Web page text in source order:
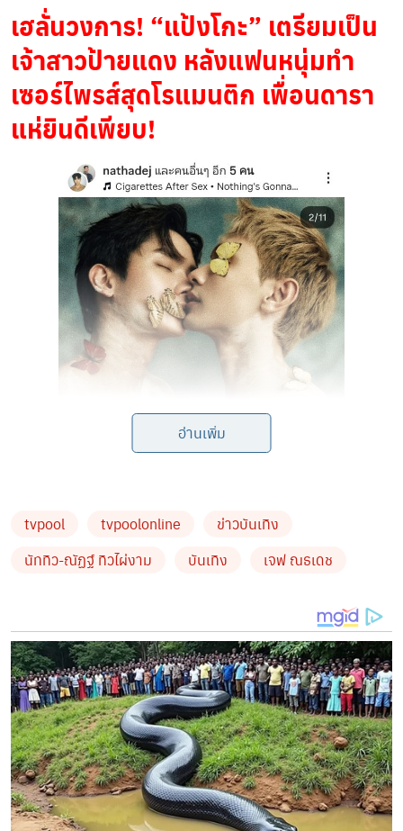
เฮลั่นวงการ! “แป้งโกะ” เตรียมเป็น
เจ้าสาวป้ายแดง หลังแฟนหนุ่มทำ
เซอร์ไพรส์สุดโรแมนติก เพื่อนดารา
แห่ยินดีเพียบ!
​บอกเลยว่างานนี้ “ที่สุดของที่สุด” จริงๆ ค่ะ เพราะแต่ละ
ช็อตที่ปล่อยออกมานั้นมันช่าง เริ่ด! ปัง! อลังการ! ยิ่งกว่า
นิยายรักโรแมนติกซะอีก
​มาดูที่คอนเซปต์กันบ้าง งานนี้มาในธีม “You give me
BUTTERFLIES” ที่สื่อถึงความรู้สึกวูบวาบในหัวใจ ซึ่งมันวูบ
อ่านเพิ่ม
tvpool tvpoolonline
ข่าวบันเทิง
นัททิว-ณัฏฐ์ ทิวไผ่งาม
บันเทิง เจฟ ณธเดช